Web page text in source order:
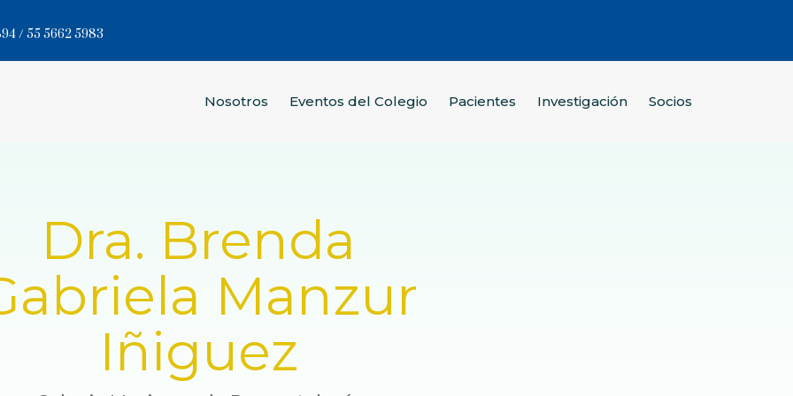
/ 55 5662 5983
Nosotros Eventos del Colegio Pacientes Investigación Socios
Dra. Brenda
Manzur
Iñiguez